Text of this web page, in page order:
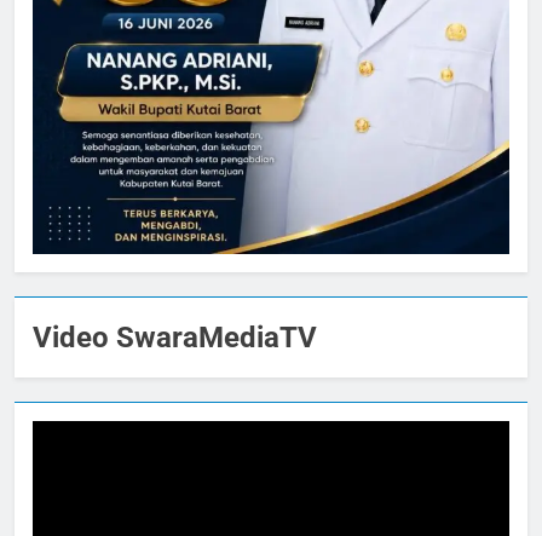
Video SwaraMediaTV